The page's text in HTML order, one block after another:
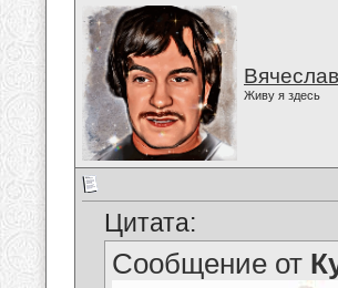
Живу я здесь
Цитата:
Сообщение от